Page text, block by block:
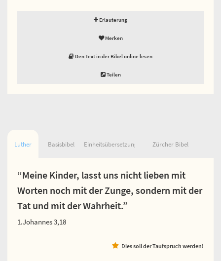
Erläuterung
Merken
Den Text in der Bibel online lesen
Teilen
Luther Basisbibel Einheitsübersetzung Zürcher Bibel
“Meine Kinder, lasst uns nicht lieben mit
Worten noch mit der Zunge, sondern mit der
Tat und mit der Wahrheit.”
1.Johannes 3,18
Dies soll der Taufspruch werden!